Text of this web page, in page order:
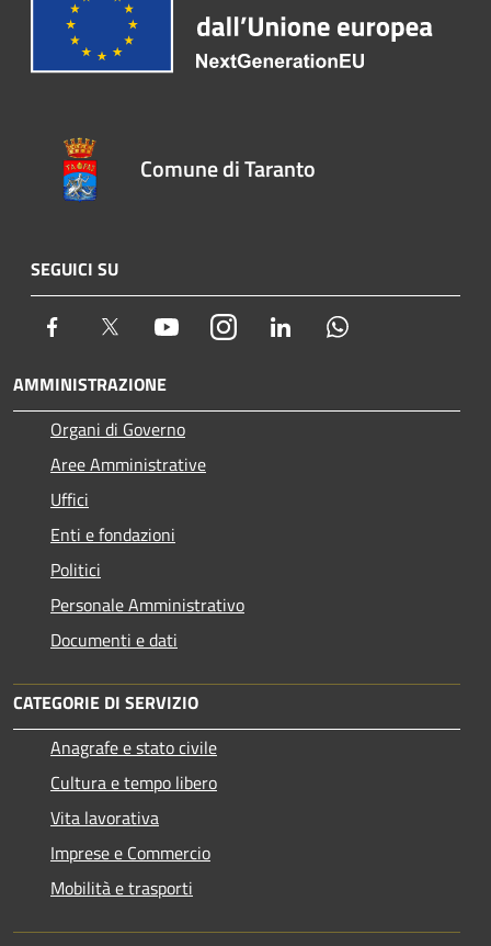
Comune di Taranto
SEGUICI SU
Facebook Twitter YoutubeInstagram LinkedIn
AMMINISTRAZIONE
Organi di Governo
Aree Amministrative
Uffici
Enti e fondazioni
Politici
Personale Amministrativo
Documenti e dati
CATEGORIE DI SERVIZIO
Anagrafe e stato civile
Cultura e tempo libero
Vita lavorativa
Imprese e Commercio
Mobilità e trasporti